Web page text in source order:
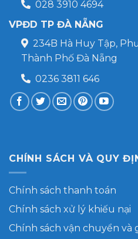
028 3910 4694
VPĐD TP ĐÀ NẴNG
234B Hà Huy Tập,
Thành Phố Đà Nẵng
0236 3811 646
CHÍNH SÁCH VÀ QUY
Chính sách thanh toán
Chính sách xử lý khiếu nại
Chính sách vận chuyển và